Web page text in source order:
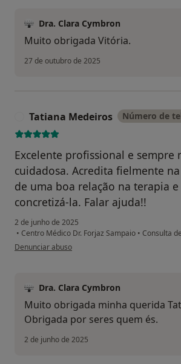
Dra. Clara Cymbron
Muito obrigada Vitória.
27 de outubro de 2025
Tatiana Medeiros Número de
Excelente profissional e sempre
cuidadosa. Acredita fielmente
de uma boa relação na terapia
concretizá-la. Falar ajuda!!
2 de junho de 2025
• Centro Médico Dr. Forjaz Sampaio • Consulta
na opinião do utilizador Tatiana Medeiros
Denunciar abuso
Dra. Clara Cymbron
Muito obrigada minha querida
Obrigada por seres quem és.
2 de junho de 2025